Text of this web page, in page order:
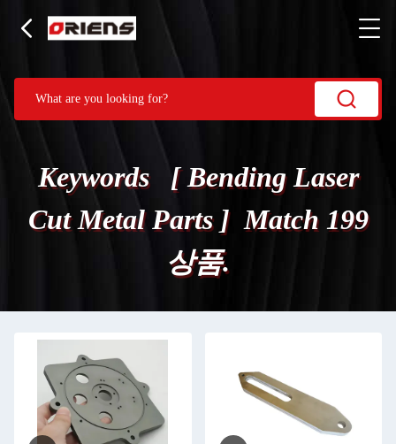
Keywords [ Bending Laser
Cut Metal Parts ] Match 199
상품.